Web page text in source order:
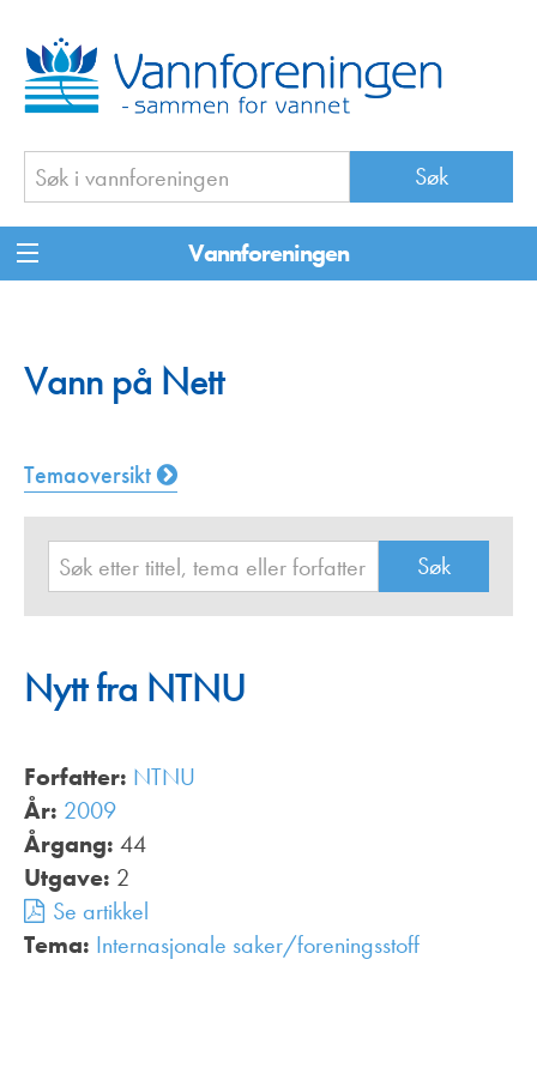
Vannforeningen
Vann på Nett
Temaoversikt
Nytt fra NTNU
Forfatter: NTNU
År: 2009
Årgang: 44
Utgave: 2
Se artikkel
Tema: Internasjonale saker/foreningsstoff